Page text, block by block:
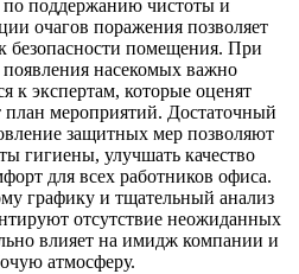
поддержанию чистоты и
очагов поражения позволяет
безопасности помещения. При
насекомых важно
к экспертам, которые оценят
мероприятий. Достаточный
защитных мер позволяют
гигиены, улучшать качество
для всех работников офиса.
графику и тщательный анализ
отсутствие неожиданных
влияет на имидж компании и
атмосферу.